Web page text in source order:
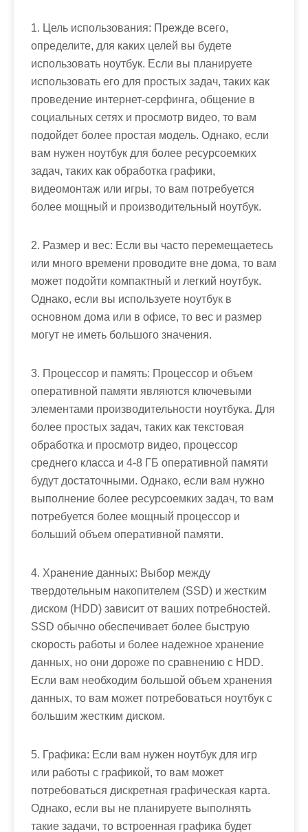
1. Цель использования: Прежде всего,
определите, для каких целей вы будете
использовать ноутбук. Если вы планируете
использовать его для простых задач, таких как
проведение интернет-серфинга, общение в
социальных сетях и просмотр видео, то вам
подойдет более простая модель. Однако, если
вам нужен ноутбук для более ресурсоемких
задач, таких как обработка графики,
видеомонтаж или игры, то вам потребуется
более мощный и производительный ноутбук.
2. Размер и вес: Если вы часто перемещаетесь
или много времени проводите вне дома, то вам
может подойти компактный и легкий ноутбук.
Однако, если вы используете ноутбук в
основном дома или в офисе, то вес и размер
могут не иметь большого значения.
3. Процессор и память: Процессор и объем
оперативной памяти являются ключевыми
элементами производительности ноутбука. Для
более простых задач, таких как текстовая
обработка и просмотр видео, процессор
среднего класса и 4-8 ГБ оперативной памяти
будут достаточными. Однако, если вам нужно
выполнение более ресурсоемких задач, то вам
потребуется более мощный процессор и
больший объем оперативной памяти.
4. Хранение данных: Выбор между
твердотельным накопителем (SSD) и жестким
диском (HDD) зависит от ваших потребностей.
SSD обычно обеспечивает более быструю
скорость работы и более надежное хранение
данных, но они дороже по сравнению с HDD.
Если вам необходим большой объем хранения
данных, то вам может потребоваться ноутбук с
большим жестким диском.
5. Графика: Если вам нужен ноутбук для игр
или работы с графикой, то вам может
потребоваться дискретная графическая карта.
Однако, если вы не планируете выполнять
такие задачи, то встроенная графика будет